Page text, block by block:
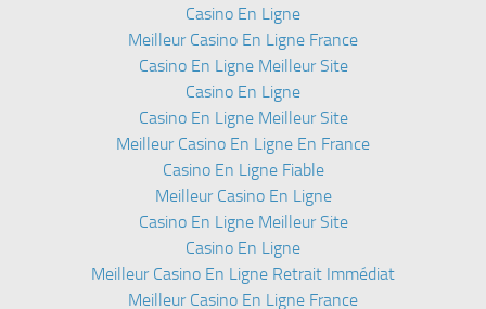
Casino En Ligne
Meilleur Casino En Ligne France
Casino En Ligne Meilleur Site
Casino En Ligne
Casino En Ligne Meilleur Site
Meilleur Casino En Ligne En France
Casino En Ligne Fiable
Meilleur Casino En Ligne
Casino En Ligne Meilleur Site
Casino En Ligne
Meilleur Casino En Ligne Retrait Immédiat
Meilleur Casino En Ligne France